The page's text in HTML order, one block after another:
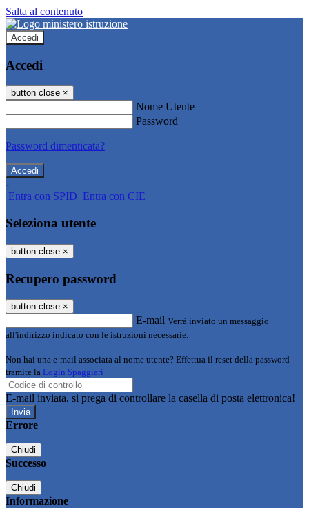
Salta al contenuto
Accedi
Accedi
button close ×
Nome Utente
Password
Password dimenticata?
-
Entra con SPID Entra con CIE
Seleziona utente
button close ×
Recupero password
button close ×
E-mail Verrà inviato un messaggio
all'indirizzo indicato con le istruzioni necessarie.
Non hai una e-mail associata al nome utente? Effettua il reset della password
tramite la Login Spaggiari
E-mail inviata, si prega di controllare la casella di posta elettronica!
Errore
Chiudi
Successo
Chiudi
Informazione